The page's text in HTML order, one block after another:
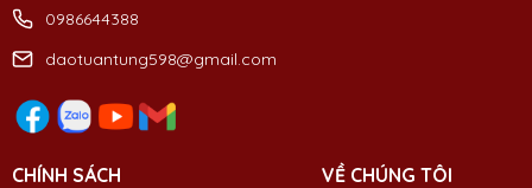
0986644388
daotuantung598@gmail.com
CHÍNH SÁCH VỀ CHÚNG TÔI